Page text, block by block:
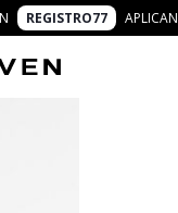
REGISTRO77 APLICAN